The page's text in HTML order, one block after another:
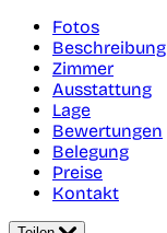
Fotos
Beschreibung
Zimmer
Ausstattung
Lage
Bewertungen
Belegung
Preise
Kontakt